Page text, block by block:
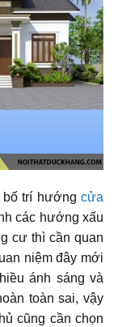
bố trí hướng cửa
các hướng xấu
cư thì cần quan
niệm đây mới
ánh sáng và
toàn sai, vậy
cũng cần chọn